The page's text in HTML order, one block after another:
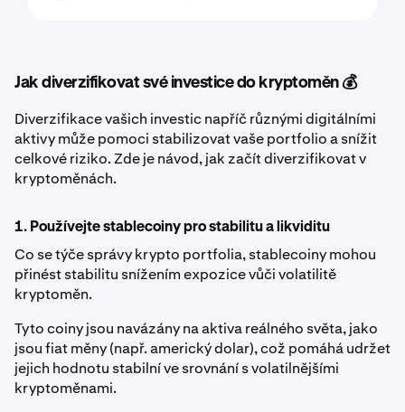
Jak diverzifikovat své investice do kryptoměn 💰
Diverzifikace vašich investic napříč různými digitálními
aktivy může pomoci stabilizovat vaše portfolio a snížit
celkové riziko. Zde je návod, jak začít diverzifikovat v
kryptoměnách.
1. Používejte stablecoiny pro stabilitu a likviditu
Co se týče správy krypto portfolia, stablecoiny mohou
přinést stabilitu snížením expozice vůči volatilitě
kryptoměn.
Tyto coiny jsou navázány na aktiva reálného světa, jako
jsou fiat měny (např. americký dolar), což pomáhá udržet
jejich hodnotu stabilní ve srovnání s volatilnějšími
kryptoměnami.